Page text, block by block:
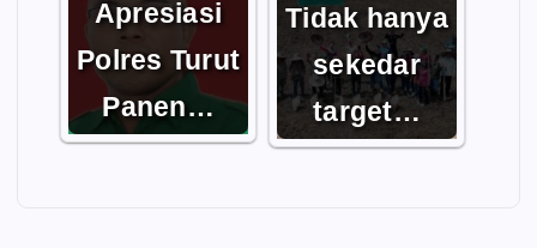
Apresiasi
Polres Turut
Panen…
Tidak hanya
sekedar
target…